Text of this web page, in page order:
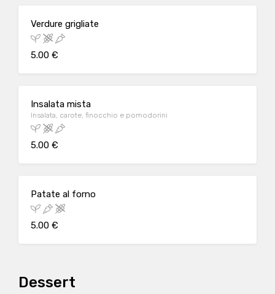
Verdure grigliate
5.00 €
Insalata mista
Insalata, carote, finocchio e pomodorini
5.00 €
Patate al forno
5.00 €
Dessert